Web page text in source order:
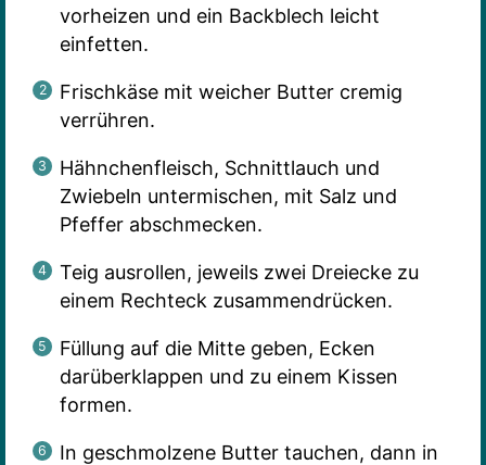
vorheizen und ein Backblech leicht
einfetten.
Frischkäse mit weicher Butter cremig
verrühren.
Hähnchenfleisch, Schnittlauch und
Zwiebeln untermischen, mit Salz und
Pfeffer abschmecken.
Teig ausrollen, jeweils zwei Dreiecke zu
einem Rechteck zusammendrücken.
Füllung auf die Mitte geben, Ecken
darüberklappen und zu einem Kissen
formen.
In geschmolzene Butter tauchen, dann in